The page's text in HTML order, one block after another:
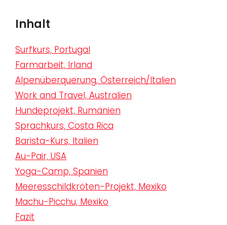
Inhalt
Surfkurs, Portugal
Farmarbeit, Irland
Alpenüberquerung, Österreich/Italien
Work and Travel, Australien
Hundeprojekt, Rumänien
Sprachkurs, Costa Rica
Barista-Kurs, Italien
Au-Pair, USA
Yoga-Camp, Spanien
Meeresschildkröten-Projekt, Mexiko
Machu-Picchu, Mexiko
Fazit